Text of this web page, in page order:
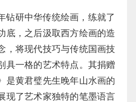
钻研中华传统绘画，练就了
底，之后汲取西方绘画的造
，将现代技巧与传统国画技
具一格的艺术特点。其捐赠
是黄君璧先生晚年山水画的
现了艺术家独特的笔墨语言